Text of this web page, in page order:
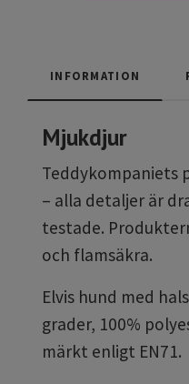
INFORMATION
Mjukdjur
Teddykompaniets
– alla detaljer är
testade.
och flamsäkra.
Elvis hund med
grader, 100%
märkt enligt EN71.